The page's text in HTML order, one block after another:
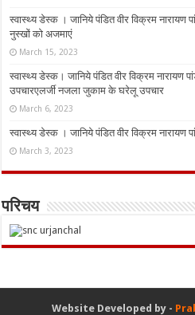
स्वास्थ्य डेस्क । जानिये पंडित वीर विक्रम नारायण
नुस्‍खों को अजमाएं
March 15, 2023
स्वास्थ्य डेस्क। जानिये पंडित वीर विक्रम
उपचारएलर्जी नजला जुकाम के घरेलू उपचार
March 6, 2023
स्वास्थ्य डेस्क । जानिये पंडित वीर विक्रम नारायण
March 3, 2023
परिचय
Website Developed by -